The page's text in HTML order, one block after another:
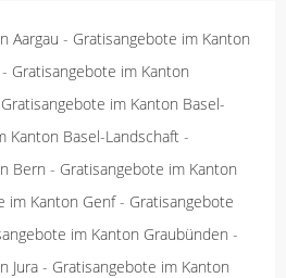
Aargau - Gratisangebote im Kanton
- Gratisangebote im Kanton
Gratisangebote im Kanton Basel-
Kanton Basel-Landschaft -
Bern - Gratisangebote im Kanton
im Kanton Genf- Gratisangebote
im Kanton Graubünden -
Jura - Gratisangebote im Kanton